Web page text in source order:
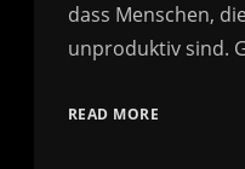
dass Menschen,
unproduktiv sind.
READ MORE